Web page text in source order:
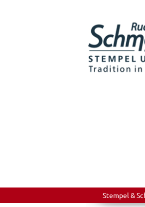
Stempel &